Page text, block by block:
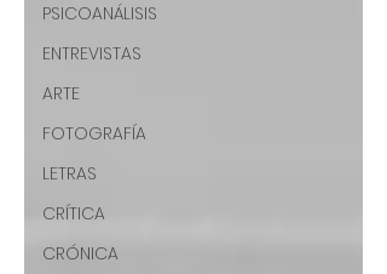
PSICOANÁLISIS
ENTREVISTAS
ARTE
FOTOGRAFÍA
LETRAS
CRÍTICA
CRÓNICA